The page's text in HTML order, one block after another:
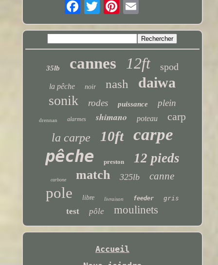
35lb cannes 12ft spod
la pêche noir nash daiwa
sonik rodes puissance plein
drennan alarmes shimano poteau carp
la carpe 10ft carpe
pêche preston 12 pieds
carbone match 325lb canne
pole libre livraison feeder gris
test pôle moulinets
Accueil